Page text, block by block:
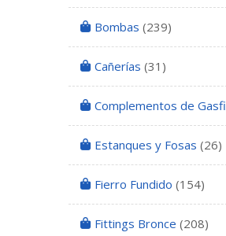
Bombas (239)
Cañerías (31)
Complementos de
Estanques y Fosas (26)
Fierro Fundido (154)
Fittings Bronce (208)